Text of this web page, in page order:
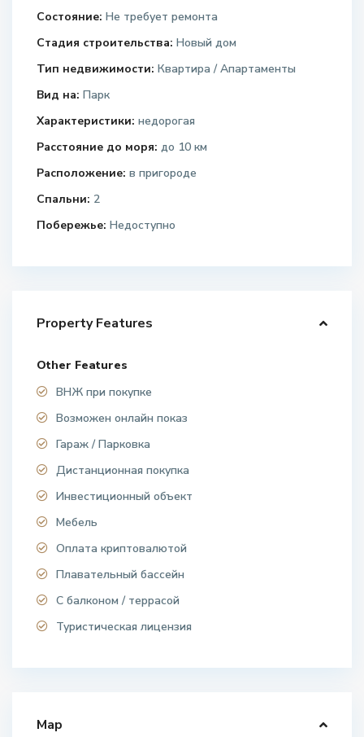
Состояние: Не требует ремонта
Стадия строительства: Новый дом
Тип недвижимости: Квартира / Апартаменты
Вид на: Парк
Характеристики: недорогая
Расстояние до моря: до 10 км
Расположение: в пригороде
Спальни: 2
Побережье: Недоступно
Property Features
Other Features
ВНЖ при покупке
Возможен онлайн показ
Гараж / Парковка
Дистанционная покупка
Инвестиционный объект
Мебель
Оплата криптовалютой
Плавательный бассейн
С балконом / террасой
Туристическая лицензия
Map